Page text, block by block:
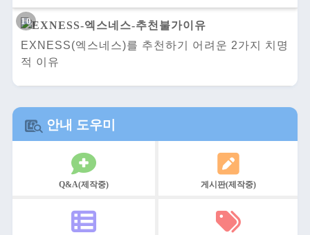
EXNESS(엑스네스)를 추천하기 어려운 2가지 치명
적 이유
안내 도우미
Q&A(제작중) 게시판(제작중)